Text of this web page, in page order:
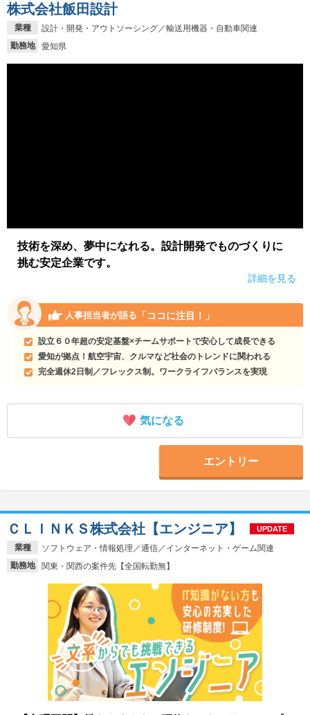
業種
設計・開発・アウトソーシング／輸送用機器・自動車関連
勤務地
愛知県
株式会社飯田設計
技術を深め、夢中になれる。設計開発でものづくりに
挑む安定企業です。
詳細を見る
人事担当者が語る 「ココに注目！」
設立６０年超の安定基盤×チームサポートで安心して成長できる
愛知が拠点！航空宇宙、クルマなど社会のトレンドに関われる
完全週休2日制／フレックス制。ワークライフバランスを実現
気になる
エントリー
業種
ソフトウェア・情報処理／通信／インターネット・ゲーム関連
勤務地
関東・関西の案件先【全国転勤無】
ＣＬＩＮＫＳ株式会社【エンジニア】 UPDATE